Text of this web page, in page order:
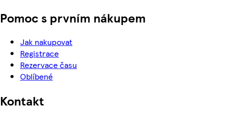
Pomoc s prvním nákupem
Jak nakupovat
Registrace
Rezervace času
Oblíbené
Kontakt